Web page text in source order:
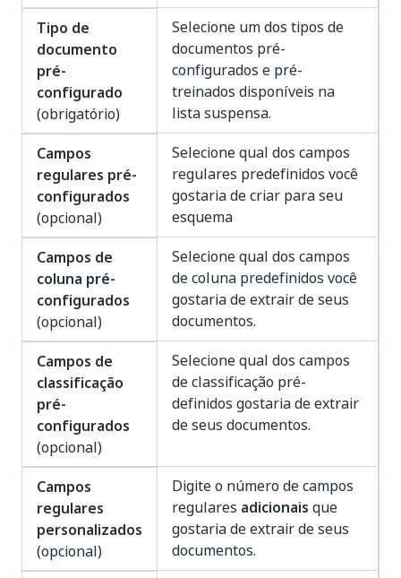
Tipo de
documento
pré-
configurado
(obrigatório)
Selecione um dos tipos de
documentos pré-
configurados e pré-
treinados disponíveis na
lista suspensa.
Campos
regulares pré-
configurados
(opcional)
Selecione qual dos campos
regulares predefinidos você
gostaria de criar para seu
esquema
Campos de
coluna pré-
configurados
(opcional)
Selecione qual dos campos
de coluna predefinidos você
gostaria de extrair de seus
documentos.
Campos de
classificação
pré-
configurados
(opcional)
Selecione qual dos campos
de classificação pré-
definidos gostaria de extrair
de seus documentos.
Campos
regulares
personalizados
(opcional)
Digite o número de campos
regulares adicionais que
gostaria de extrair de seus
documentos.